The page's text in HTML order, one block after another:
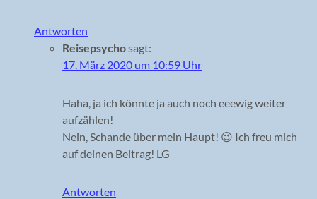
Antworten
Reisepsychosagt:
17. März 2020 um 10:59 Uhr
Haha, ja ich könnte ja auch noch eeewig weiter
aufzählen!
Nein, Schande über mein Haupt! 😉 Ich freu mich
auf deinen Beitrag! LG
Antworten